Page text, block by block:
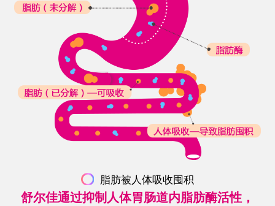
脂肪被人体吸收囤积
舒尔佳通过抑制人体胃肠道内脂肪酶活性，